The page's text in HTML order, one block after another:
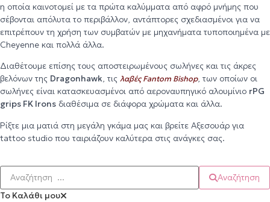
η οποία καινοτομεί με τα πρώτα καλύμματα από αφρό μνήμης που
σέβονται απόλυτα το περιβάλλον, αντάπτορες σχεδιασμένοι για να
επιτρέπουν τη χρήση των συμβατών με μηχανήματα τυποποιημένα με
Cheyenne και πολλά άλλα.
Διαθέτουμε επίσης τους αποστειρωμένους σωλήνες και τις άκρες
βελόνων της Dragonhawk, τις λαβές Fantom Bishop, των οποίων οι
σωλήνες είναι κατασκευασμένοι από αεροναυπηγικό αλουμίνιο rPG
grips FK Irons διαθέσιμα σε διάφορα χρώματα και άλλα.
Ρίξτε μια ματιά στη μεγάλη γκάμα μας και βρείτε Αξεσουάρ για
tattoo studio που ταιριάζουν καλύτερα στις ανάγκες σας.
Αναζήτηση
Το Καλάθι μου